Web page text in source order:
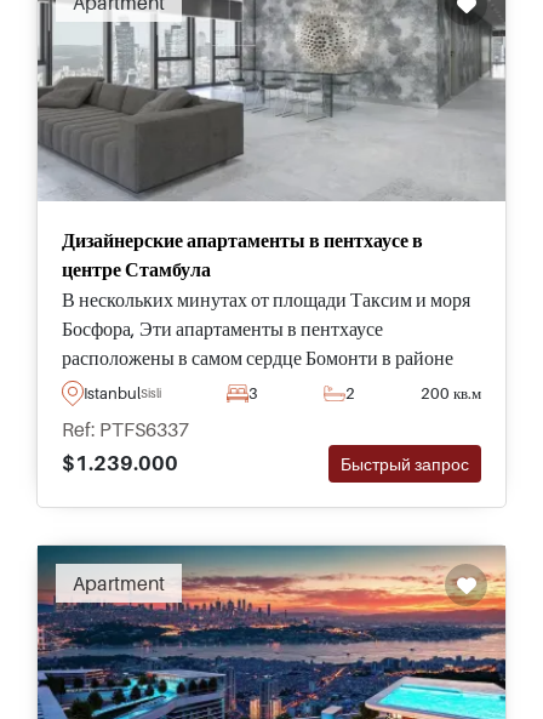
Дизайнерские апартаменты в пентхаусе в
центре Стамбула
В нескольких минутах от площади Таксим и моря
Босфора, Эти апартаменты в пентхаусе
расположены в самом сердце Бомонти в районе
Шишли в Стамбуле и являются частью
IstanbulSisli 3 2 200 кв.м
Ref: PTFS6337
$1.239.000
Быстрый запрос
Apartment